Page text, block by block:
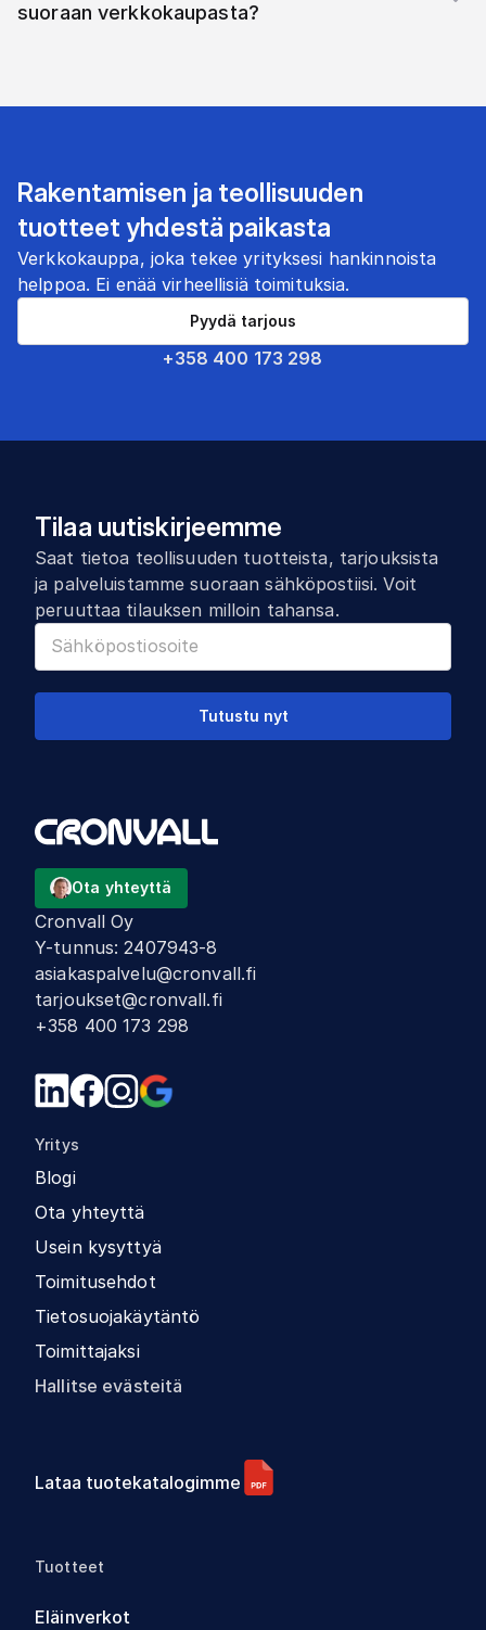
suoraan verkkokaupasta?
Rakentamisen ja teollisuuden
tuotteet yhdestä paikasta
Verkkokauppa, joka tekee yrityksesi hankinnoista
helppoa. Ei enää virheellisiä toimituksia.
+358 400 173 298
Pyydä tarjous
Tilaa uutiskirjeemme
Saat tietoa teollisuuden tuotteista, tarjouksista
ja palveluistamme suoraan sähköpostiisi. Voit
peruuttaa tilauksen milloin tahansa.
Tutustu nyt
Ota yhteyttä
Cronvall Oy
Y-tunnus:2407943-8
asiakaspalvelu@cronvall.fi
tarjoukset@cronvall.fi
+358 400 173 298
Yritys
Blogi
Ota yhteyttä
Usein kysyttyä
Toimitusehdot
Tietosuojakäytäntö
Toimittajaksi
Hallitse evästeitä
Lataa tuotekatalogimme
Tuotteet
Eläinverkot